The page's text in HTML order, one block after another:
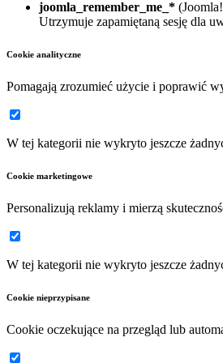
joomla_remember_me_*
Utrzymuje zapamiętaną sesję dla
Cookie analityczne
Pomagają zrozumieć użycie i poprawić
W tej kategorii nie wykryto jeszcze
Cookie marketingowe
Personalizują reklamy i mierzą
W tej kategorii nie wykryto jeszcze
Cookie nieprzypisane
Cookie oczekujące na przegląd lub